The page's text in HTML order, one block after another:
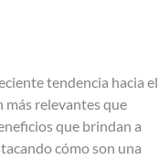
tendencia hacia el
más relevantes que
que brindan a
cómo son una